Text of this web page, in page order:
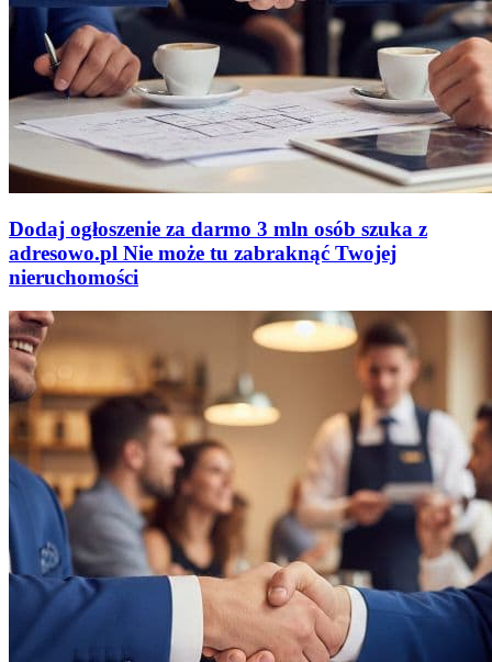
Dodaj ogłoszenie za darmo 3 mln osób szuka z
adresowo.pl Nie może tu zabraknąć Twojej
nieruchomości